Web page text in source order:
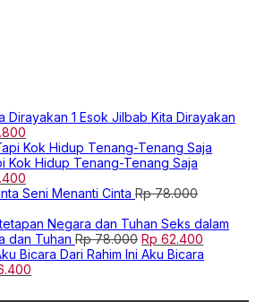
Esok Jilbab Kita Dirayakan
price
is:
Kok Hidup Tenang-Tenang Saja
price
Rp 54.400.
Seni Menanti Cinta Rp78.000
Seks dalam
dan Tuhan Rp78.000 Original
price
Rp 62.400
price
Dari Rahim Ini Aku Bicara
is: